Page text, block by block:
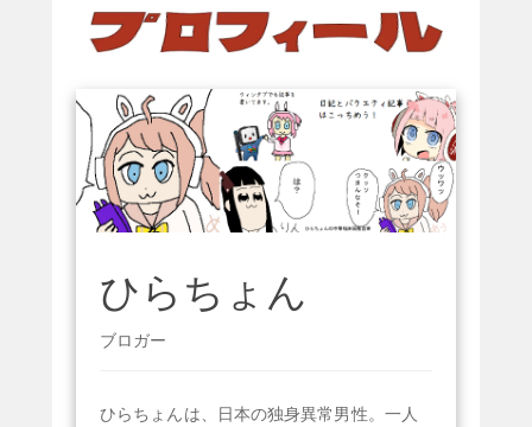
ひらちょん
ブロガー
ひらちょんは、日本の独身異常男性。一人